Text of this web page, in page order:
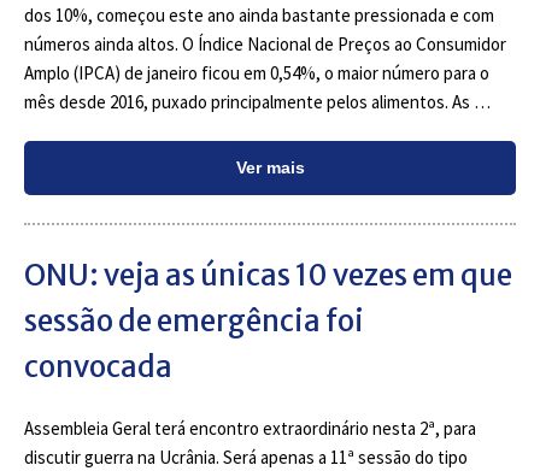
dos 10%, começou este ano ainda bastante pressionada e com
números ainda altos. O Índice Nacional de Preços ao Consumidor
Amplo (IPCA) de janeiro ficou em 0,54%, o maior número para o
mês desde 2016, puxado principalmente pelos alimentos. As …
Ver mais
ONU: veja as únicas 10 vezes em que
sessão de emergência foi
convocada
Assembleia Geral terá encontro extraordinário nesta 2ª, para
discutir guerra na Ucrânia. Será apenas a 11ª sessão do tipo